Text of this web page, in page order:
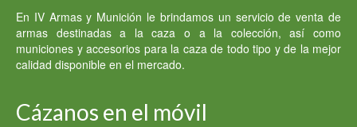
En IV Armas y Munición le brindamos un servicio de venta de
armas destinadas a la caza o a la colección, así como
municiones y accesorios para la caza de todo tipo y de la mejor
calidad disponible en el mercado.
Cázanos en el móvil